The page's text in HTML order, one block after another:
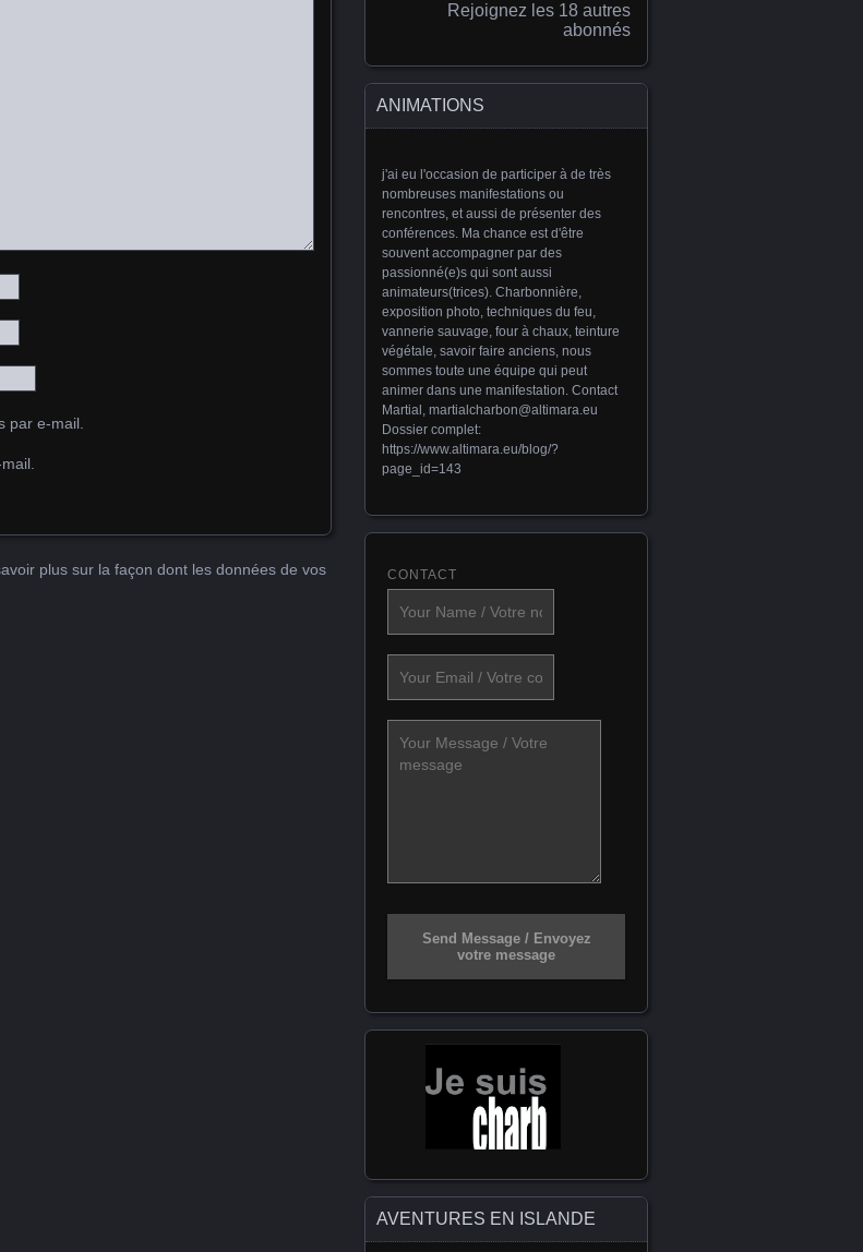
par e-mail.
plus sur la façon dont les données de vos
Rejoignez les 18 autres
abonnés
ANIMATIONS
j'ai eu l'occasion de participer à de très
nombreuses manifestations ou
rencontres, et aussi de présenter des
conférences. Ma chance est d'être
souvent accompagner par des
passionné(e)s qui sont aussi
animateurs(trices). Charbonnière,
exposition photo, techniques du feu,
vannerie sauvage, four à chaux, teinture
végétale, savoir faire anciens, nous
sommes toute une équipe qui peut
animer dans une manifestation. Contact
Martial, martialcharbon@altimara.eu
Dossier complet:
https://www.altimara.eu/blog/?
page_id=143
CONTACT
Send Message / Envoyez
votre message
AVENTURES EN ISLANDE